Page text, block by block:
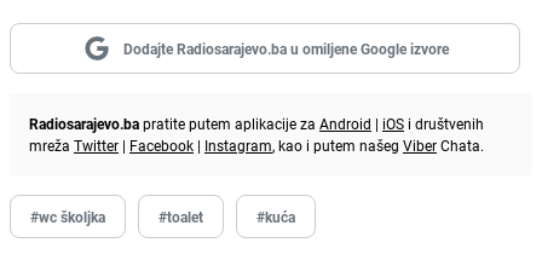
Dodajte Radiosarajevo.ba u omiljene Google izvore
Radiosarajevo.bapratite putem aplikacije za Android | iOS i društvenih
mreža Twitter | Facebook | Instagram, kao i putem našeg ViberChata.
#wc školjka #toalet #kuća